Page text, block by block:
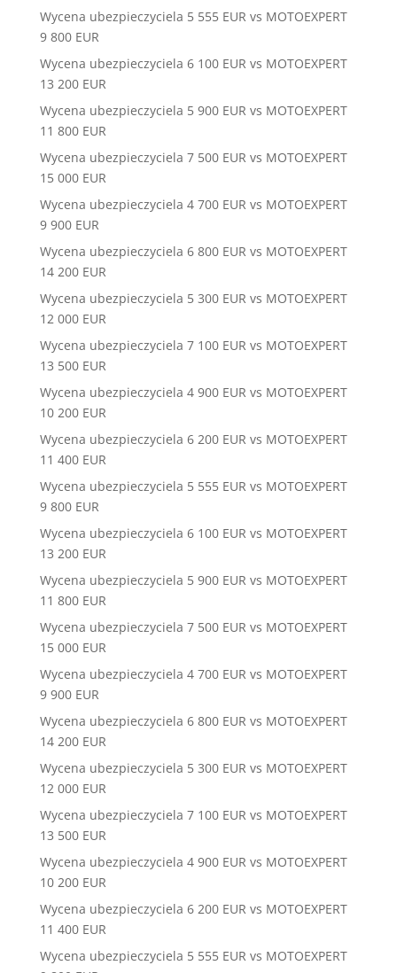
Wycena ubezpieczyciela 5 555 EUR vs MOTOEXPERT
9 800 EUR
Wycena ubezpieczyciela 6 100 EUR vs MOTOEXPERT
13 200 EUR
Wycena ubezpieczyciela 5 900 EUR vs MOTOEXPERT
11 800 EUR
Wycena ubezpieczyciela 7 500 EUR vs MOTOEXPERT
15 000 EUR
Wycena ubezpieczyciela 4 700 EUR vs MOTOEXPERT
9 900 EUR
Wycena ubezpieczyciela 6 800 EUR vs MOTOEXPERT
14 200 EUR
Wycena ubezpieczyciela 5 300 EUR vs MOTOEXPERT
12 000 EUR
Wycena ubezpieczyciela 7 100 EUR vs MOTOEXPERT
13 500 EUR
Wycena ubezpieczyciela 4 900 EUR vs MOTOEXPERT
10 200 EUR
Wycena ubezpieczyciela 6 200 EUR vs MOTOEXPERT
11 400 EUR
Wycena ubezpieczyciela 5 555 EUR vs MOTOEXPERT
9 800 EUR
Wycena ubezpieczyciela 6 100 EUR vs MOTOEXPERT
13 200 EUR
Wycena ubezpieczyciela 5 900 EUR vs MOTOEXPERT
11 800 EUR
Wycena ubezpieczyciela 7 500 EUR vs MOTOEXPERT
15 000 EUR
Wycena ubezpieczyciela 4 700 EUR vs MOTOEXPERT
9 900 EUR
Wycena ubezpieczyciela 6 800 EUR vs MOTOEXPERT
14 200 EUR
Wycena ubezpieczyciela 5 300 EUR vs MOTOEXPERT
12 000 EUR
Wycena ubezpieczyciela 7 100 EUR vs MOTOEXPERT
13 500 EUR
Wycena ubezpieczyciela 4 900 EUR vs MOTOEXPERT
10 200 EUR
Wycena ubezpieczyciela 6 200 EUR vs MOTOEXPERT
11 400 EUR
Wycena ubezpieczyciela 5 555 EUR vs MOTOEXPERT